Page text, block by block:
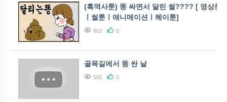
(흑역사툰) 똥 싸면서 달린 썰???? [ 영상툰
ㅣ썰툰ㅣ애니메이션ㅣ헤이툰]
803 0
골목길에서 똥 싼 날
985 0